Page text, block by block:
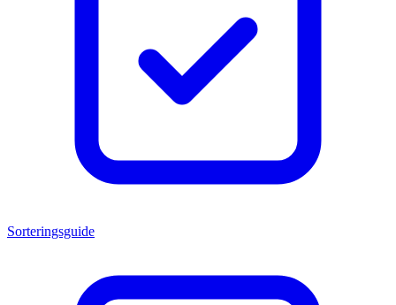
Sorteringsguide